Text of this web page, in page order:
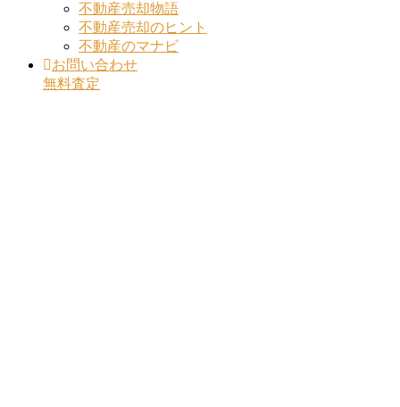
不動産売却物語
不動産売却のヒント
不動産のマナビ
お問い合わせ
無料査定